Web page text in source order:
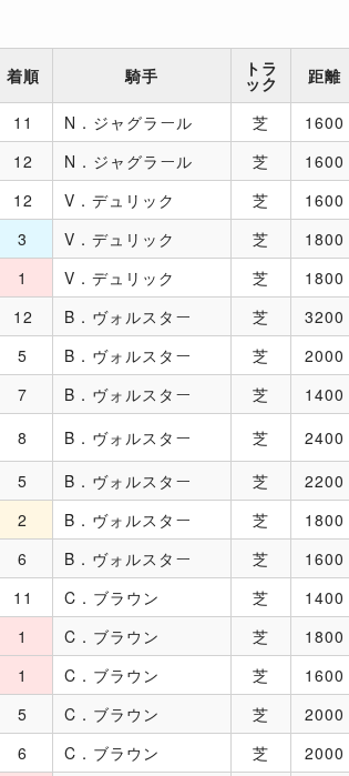
着順 騎手 トラ
ック 距離
11 N．ジャグラール 芝 1600
12 N．ジャグラール 芝 1600
12 V．デュリック 芝 1600
3 V．デュリック 芝 1800
1 V．デュリック 芝 1800
12 B．ヴォルスター 芝 3200
5 B．ヴォルスター 芝 2000
7 B．ヴォルスター 芝 1400
8 B．ヴォルスター 芝 2400
5 B．ヴォルスター 芝 2200
2 B．ヴォルスター 芝 1800
6 B．ヴォルスター 芝 1600
11 C．ブラウン 芝 1400
1 C．ブラウン 芝 1800
1 C．ブラウン 芝 1600
5 C．ブラウン 芝 2000
6 C．ブラウン 芝 2000